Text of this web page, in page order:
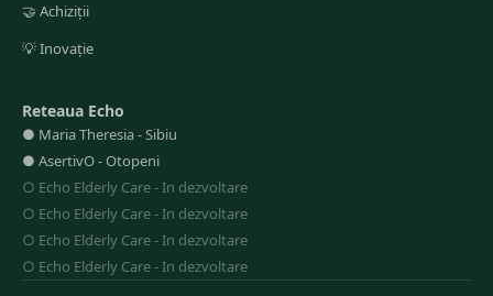
🤝 Achiziții
💡Inovație
Reteaua Echo
● Maria Theresia-Sibiu
● AsertivO-Otopeni
○ Echo Elderly Care-In dezvoltare
○ Echo Elderly Care-In dezvoltare
○ Echo Elderly Care-In dezvoltare
○ Echo Elderly Care-In dezvoltare